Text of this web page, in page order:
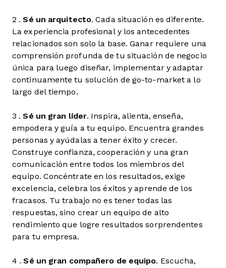
2 .Sé un arquitecto. Cada situación es diferente.
La experiencia profesional y los antecedentes
relacionados son solo la base. Ganar requiere una
comprensión profunda de tu situación de negocio
única para luego diseñar, implementar y adaptar
continuamente tu solución de go-to-market a lo
largo del tiempo.
3 .Sé un gran líder. Inspira, alienta, enseña,
empodera y guía a tu equipo. Encuentra grandes
personas y ayúdalas a tener éxito y crecer.
Construye confianza, cooperación y una gran
comunicación entre todos los miembros del
equipo. Concéntrate en los resultados, exige
excelencia, celebra los éxitos y aprende de los
fracasos. Tu trabajo no es tener todas las
respuestas, sino crear un equipo de alto
rendimiento que logre resultados sorprendentes
para tu empresa.
4 .Sé un gran compañero de equipo. Escucha,